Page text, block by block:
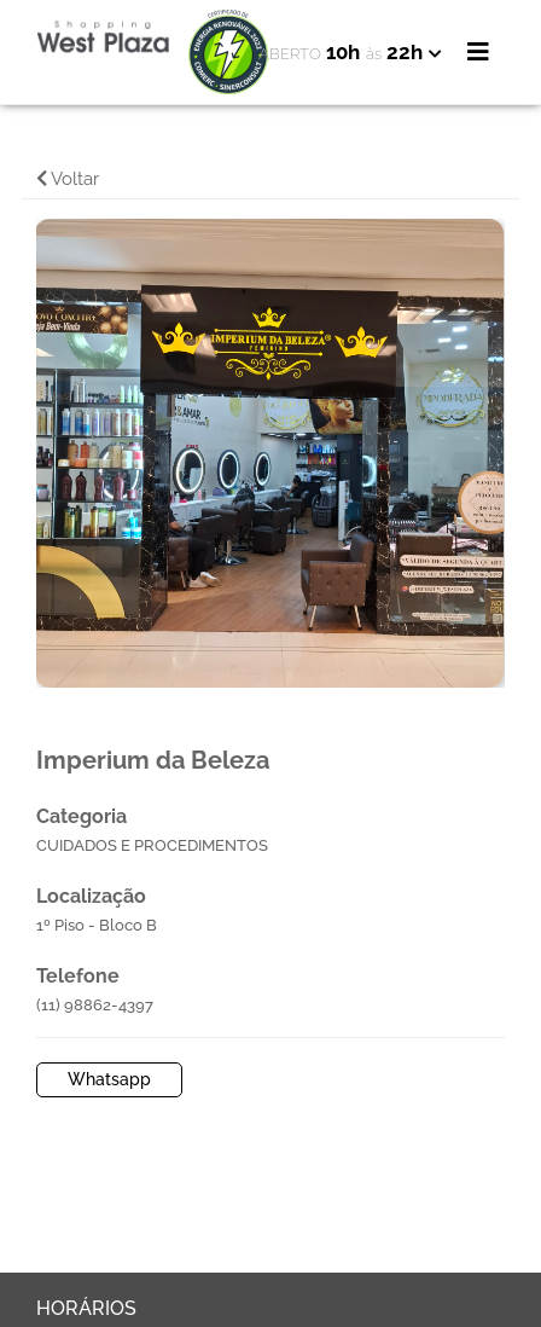
ABERTO 10h às 22h
Voltar
Imperium da Beleza
Categoria
CUIDADOS E PROCEDIMENTOS
Localização
1º Piso - Bloco B
Telefone
(11) 98862-4397
Whatsapp
HORÁRIOS